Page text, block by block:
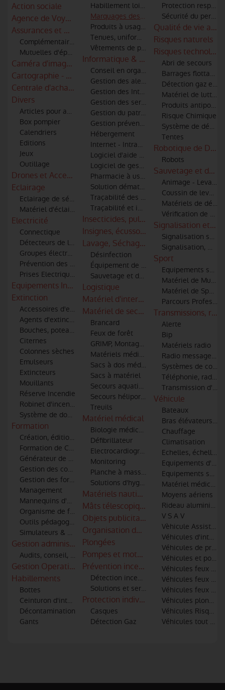
Action sociale
Agence de Voyages
Assurances et mutuelles
Complémentaire retraite
Mutuelles d'épargne
Caméra d'imagerie thermique - infra rouge
Cartographie - S.I.G
Centrale d'achats et référencements
Divers
Articles pour amicale
Box pompier
Calendriers
Editions
Jeux
Outillage
Drones et Accessoires
Eclairage
Eclairage de sécurité
Matériel d'éclairage
Electricité
Connectique
Détecteurs de lignes haute tension pour moyens aériens
Groupes électrogènes
Prévention des risques électriques
Prises Electriques
Equipements Industriels
Extinction
Accessoires d'extinction (tuyaux, lances, robinets, raccords)
Agents d'extinction
Bouches, poteaux d'incendie et points d'eau
Citernes
Colonnes sèches
Emulseurs
Extincteurs
Mouillants
Réserve Incendie
Robinet d'incendie
Système de dosage additifs
Formation
Création, édition et diffusion de médias pour les formation à
Formation de Conduite Opérationnelle des véhicules
Générateur de fumée
Gestion des conflits
Gestion des formations
Management
Mannequins d'entrainement
Organisme de formation
Outils pédagogiques
Simulateurs & Réalité virtuelle
Gestion administratives, gestion du personnels et des
Audits, conseil, AMOA
Gestion Operationnelle
Habillements
Bottes
Ceinturon d'intervention
Décontamination
Gants
Habillement loisir et sportif
Marquages des articles textiles
Produits à usage unique (Gants,
Tenues, uniformes
Vêtements de protection, scaphandres
Informatique & logiciels
Conseil en organisation et informatique
Gestion des alertes et informatique
Gestion des Interventions
Gestion des services techniques
Gestion du patrimoine
Gestion prévention, prévision, DECI
Hébergement
Internet - Intranet - Extranet
Logiciel d'aide à la décision
Logiciel de gestion administrative
Pharmacie à usage intérieur
Solution dématérialisée de Bilan Patient
Traçabilité des matériels et des hommes
Traçabilité et identification des bléssés
Insecticides, pulvérisateurs,
Insignes, écussons et patronymes
Lavage, Séchage & Entretien
Désinfection
Équipement de nettoyage par ultrasons
Sauvetage et décontamination de
Logistique
Matériel d'intervention incendie et
Matériel de secours
Brancard
Feux de forêt
GRIMP, Montagne et spéléologie
Matériels médical et de secourisme
Sacs à dos médicaux
Sacs à matériel
Secours aquatiques
Secours héliporté et hélitreuillage
Treuils
Matériel médical
Biologie médicale
Défibrillateur
Electrocardiographe (ECG)
Monitoring
Planche à masser
Solutions d'hygiène - Traitements de
Matériels nautiques
Mâts télescopiques
Objets publicitaires - Cadeaux
Organisation de congrès et salons
Plongées
Pompes et motopompes
Prévention incendie
Détection incendie
Solutions et services de sécurité
Protection individuelle
Casques
Détection Gaz
Protection
Sécurité du
Qualité de vie au
Risques naturels
Risques
Abri de secours
Barrages flottants
Détection gaz et
Matériel de lutte
Produits
Risque Chimique
Système de
Tentes
Robotique de
Robots
Sauvetage et
Animage - Levage
Coussin de levage
Matériels de
Vérification de
Signalisation et
Signalisation
Signalisation,
Sport
Equipements
Matériel de
Matériel de Sport -
Parcours
Transmissions,
Alerte
Bip
Matériels radio
Radio messagerie
Systèmes de
Téléphonie, radio-
Transmission
Véhicule
Bateaux
Bras élévateurs
Chauffage
Climatisation
Echelles, échelles
Equipements
Equipements
Matériel médical
Moyens aériens
Rideau aluminium
V S A V
Vèhicule
Véhicules
Véhicules de
Véhicules et
Véhicules feux de
Véhicules feux
Véhicules feux
Véhicules
Véhicules Risques
Véhicules tout